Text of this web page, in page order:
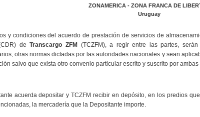
ZONAMERICA - ZONA FRANCA DE
Uruguay
y condiciones del acuerdo de prestación de servicios de
deTranscargo ZFM
(TCZFM), a regir entre las partes,
otras normas dictadas por las autoridades nacionales y sean
salvo que exista otro convenio particular escrito y suscrito por ambas
acuerda depositar y TCZFM recibir en depósito, en los predios
la mercadería que la Depositante importe.